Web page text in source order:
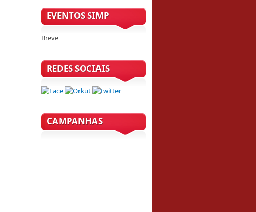
EVENTOS SIMP
Breve
REDES SOCIAIS
CAMPANHAS